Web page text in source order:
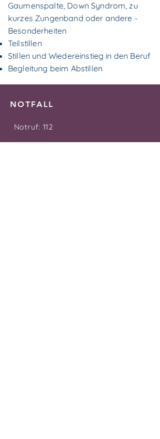
Gaumen­spalte, Down Syndrom, zu
kurzes Zungenband oder andere ­
Besonderheiten
Teilstillen
Stillen und Wiedereinstieg in den Beruf
Begleitung beim Abstillen
NOTFALL
Notruf: 112